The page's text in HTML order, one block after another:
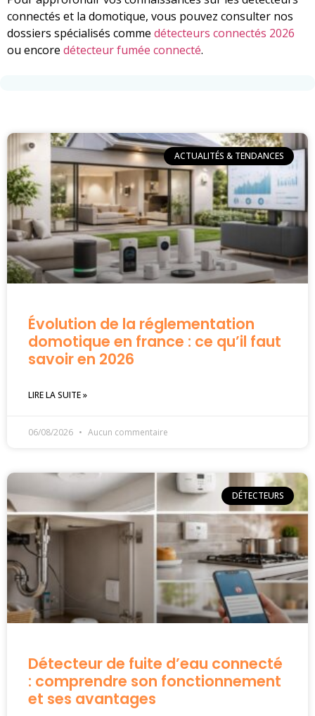
connectés et la domotique, vous pouvez consulter nos
dossiers spécialisés comme détecteurs connectés 2026
ou encore détecteur fumée connecté.
ACTUALITÉS & TENDANCES
Évolution de la réglementation
domotique en france : ce qu’il faut
savoir en 2026
LIRE LA SUITE »
06/08/2026 Aucun commentaire
DÉTECTEURS
Détecteur de fuite d’eau connecté
: comprendre son fonctionnement
et ses avantages